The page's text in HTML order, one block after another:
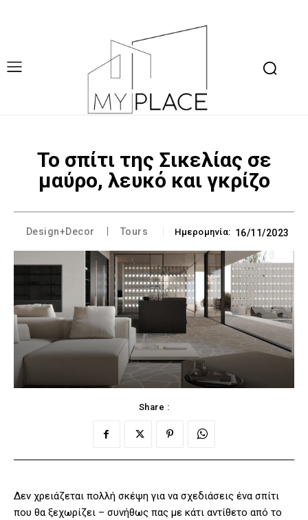
Το σπίτι της Σικελίας σε
μαύρο, λευκό και γκρίζο
Design+Decor Tours Ημερομηνία: 16/11/2023
Share :
Δεν χρειάζεται πολλή σκέψη για να σχεδιάσεις ένα σπίτι
που θα ξεχωρίζει – συνήθως πας με κάτι αντίθετο από το